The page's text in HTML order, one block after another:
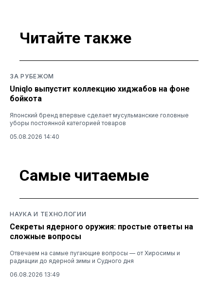
Читайте также
ЗА РУБЕЖОМ
Uniqlo выпустит коллекцию хиджабов на фоне
бойкота
Японский бренд впервые сделает мусульманские головные
уборы постоянной категорией товаров
05.08.2026 14:40
Самые читаемые
НАУКА И ТЕХНОЛОГИИ
Секреты ядерного оружия: простые ответы на
сложные вопросы
Отвечаем на самые пугающие вопросы — от Хиросимы и
радиации до ядерной зимы и Судного дня
06.08.2026 13:49